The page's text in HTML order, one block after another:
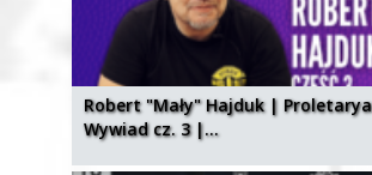
Robert "Mały" Hajduk |
Wywiad cz. 3 |…